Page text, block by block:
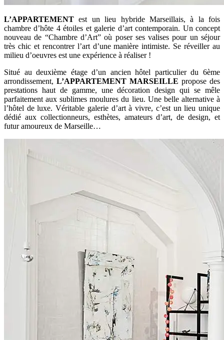
L’APPARTEMENT est un lieu hybride Marseillais, à la fois
chambre d’hôte 4 étoiles et galerie d’art contemporain. Un concept
nouveau de “Chambre d’Art” où poser ses valises pour un séjour
très chic et rencontrer l’art d’une manière intimiste. Se réveiller au
milieu d’oeuvres est une expérience à réaliser !
Situé au deuxième étage d’un ancien hôtel particulier du 6ème
arrondissement, L’APPARTEMENT MARSEILLE propose des
prestations haut de gamme, une décoration design qui se mêle
parfaitement aux sublimes moulures du lieu. Une belle alternative à
l’hôtel de luxe. Véritable galerie d’art à vivre, c’est un lieu unique
dédié aux collectionneurs, esthètes, amateurs d’art, de design, et
futur amoureux de Marseille…